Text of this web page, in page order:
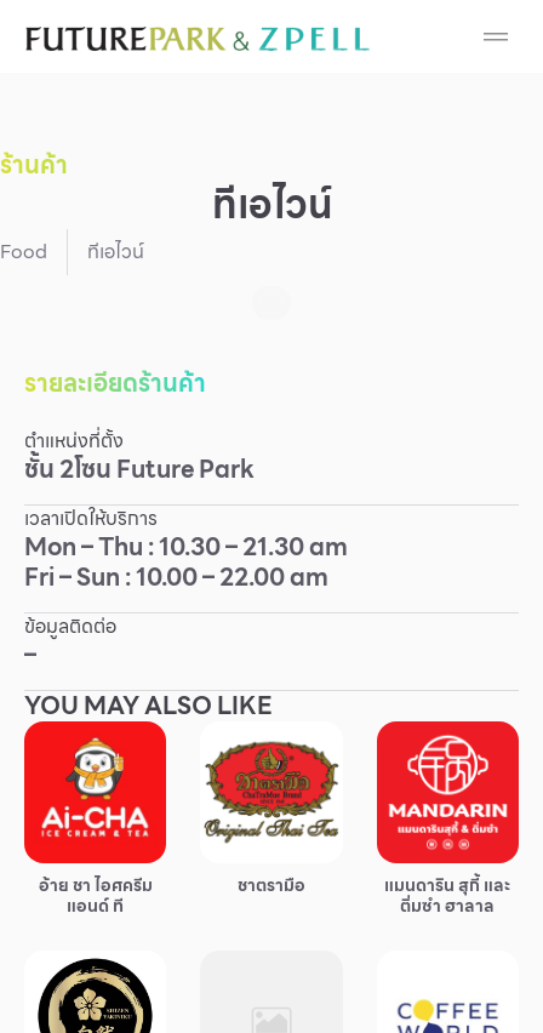
Cosmetic
Fashion
Food
Gold & Jewelry
IT
Mobile
Other
Service
Superstores
สมาชิก F-MEMBER
กิจกรรมและโปรโมชั่น
สำหรับนักท่องเที่ยว
มีอะไรใหม่
ร้านค้า
ทีเอไวน์
Food ทีเอไวน์
รายละเอียดร้านค้า
ตำแหน่งที่ตั้ง
ชั้น2โซนFuture Park
เวลาเปิดให้บริการ
Mon – Thu : 10.30 – 21.30 am
Fri – Sun : 10.00 – 22.00 am
ข้อมูลติดต่อ
–
YOU MAY ALSO LIKE
อ้าย ชา ไอศครีม
แอนด์ ที
ชาตรามือ แมนดาริน สุกี้ และ
ติ่มซำ ฮาลาล